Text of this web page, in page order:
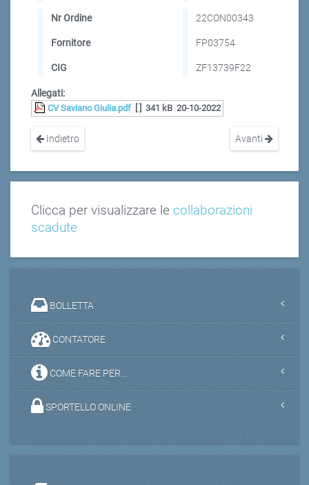
Nr Ordine 22CON00343
Fornitore FP03754
CIG ZF13739F22
Allegati:
CV Saviano Giulia.pdf 341 kB 20-10-2022
Indietro Avanti
Clicca per visualizzare le collaborazioni
scadute
BOLLETTA
CONTATORE
COME FARE PER...
SPORTELLO ONLINE